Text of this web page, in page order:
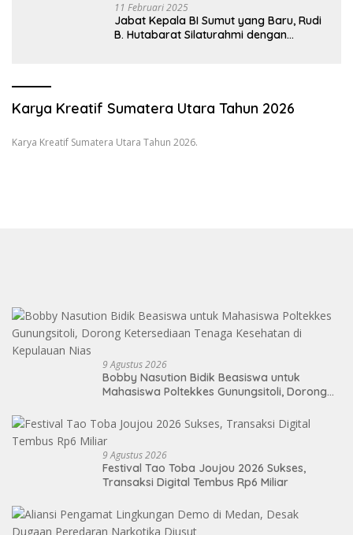
11 Februari 2025
Jabat Kepala BI Sumut yang Baru, Rudi
B. Hutabarat Silaturahmi dengan
Karya Kreatif Sumatera Utara Tahun 2026
Karya Kreatif Sumatera Utara Tahun 2026.
9 Agustus 2026
Bobby Nasution Bidik Beasiswa untuk
Mahasiswa Poltekkes Gunungsitoli, Dorong
Kepulauan Nias
9 Agustus 2026
Festival Tao Toba Joujou 2026 Sukses,
Transaksi Digital Tembus Rp6 Miliar